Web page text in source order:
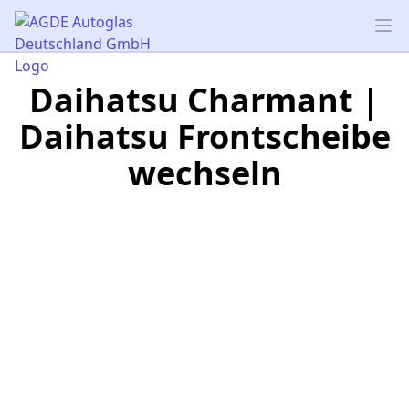
AGDE Autoglas Deutschland GmbH
Daihatsu Charmant |
Daihatsu Frontscheibe
wechseln